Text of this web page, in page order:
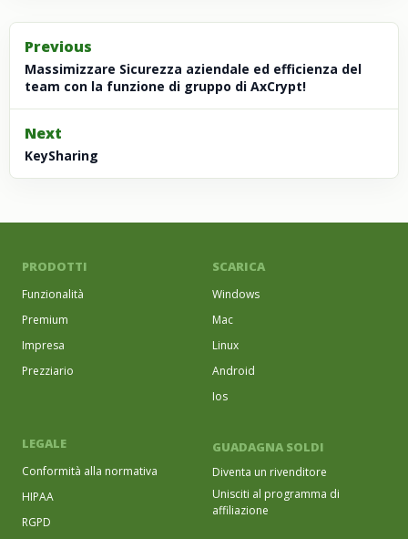
Previous
Massimizzare Sicurezza aziendale ed efficienza del
team con la funzione di gruppo di AxCrypt!
Next
KeySharing
PRODOTTI
Funzionalità
Premium
Impresa
Prezziario
SCARICA
Windows
Mac
Linux
Android
Ios
LEGALE
Conformità alla normativa
HIPAA
RGPD
GUADAGNA SOLDI
Diventa un rivenditore
Unisciti al programma di
affiliazione